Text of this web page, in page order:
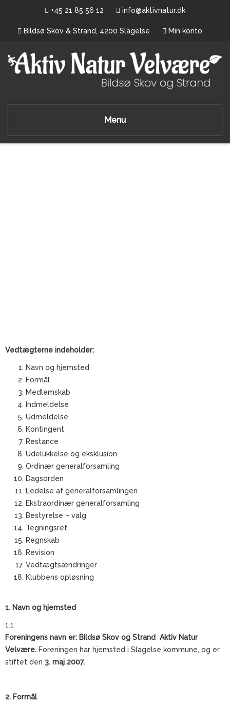
+45 21 85 56 12 info@aktivnatur.dk
Bildsø Skov & Strand, 4200 Slagelse Min konto
Menu
Vedtægterne indeholder:
Navn og hjemsted
Formål
Medlemskab
Indmeldelse
Udmeldelse
Kontingent
Restance
Udelukkelse og eksklusion
Ordinær generalforsamling
Dagsorden
Ledelse af generalforsamlingen
Ekstraordinær generalforsamling
Bestyrelse – valg
Tegningsret
Regnskab
Revision
Vedtægtsændringer
Klubbens opløsning
1. Navn og hjemsted
1.1
Foreningens navn er: Bildsø Skov og Strand Aktiv Natur
Velvære. Foreningen har hjemsted i Slagelse kommune, og er
stiftet den 3. maj 2007.
2. Formål